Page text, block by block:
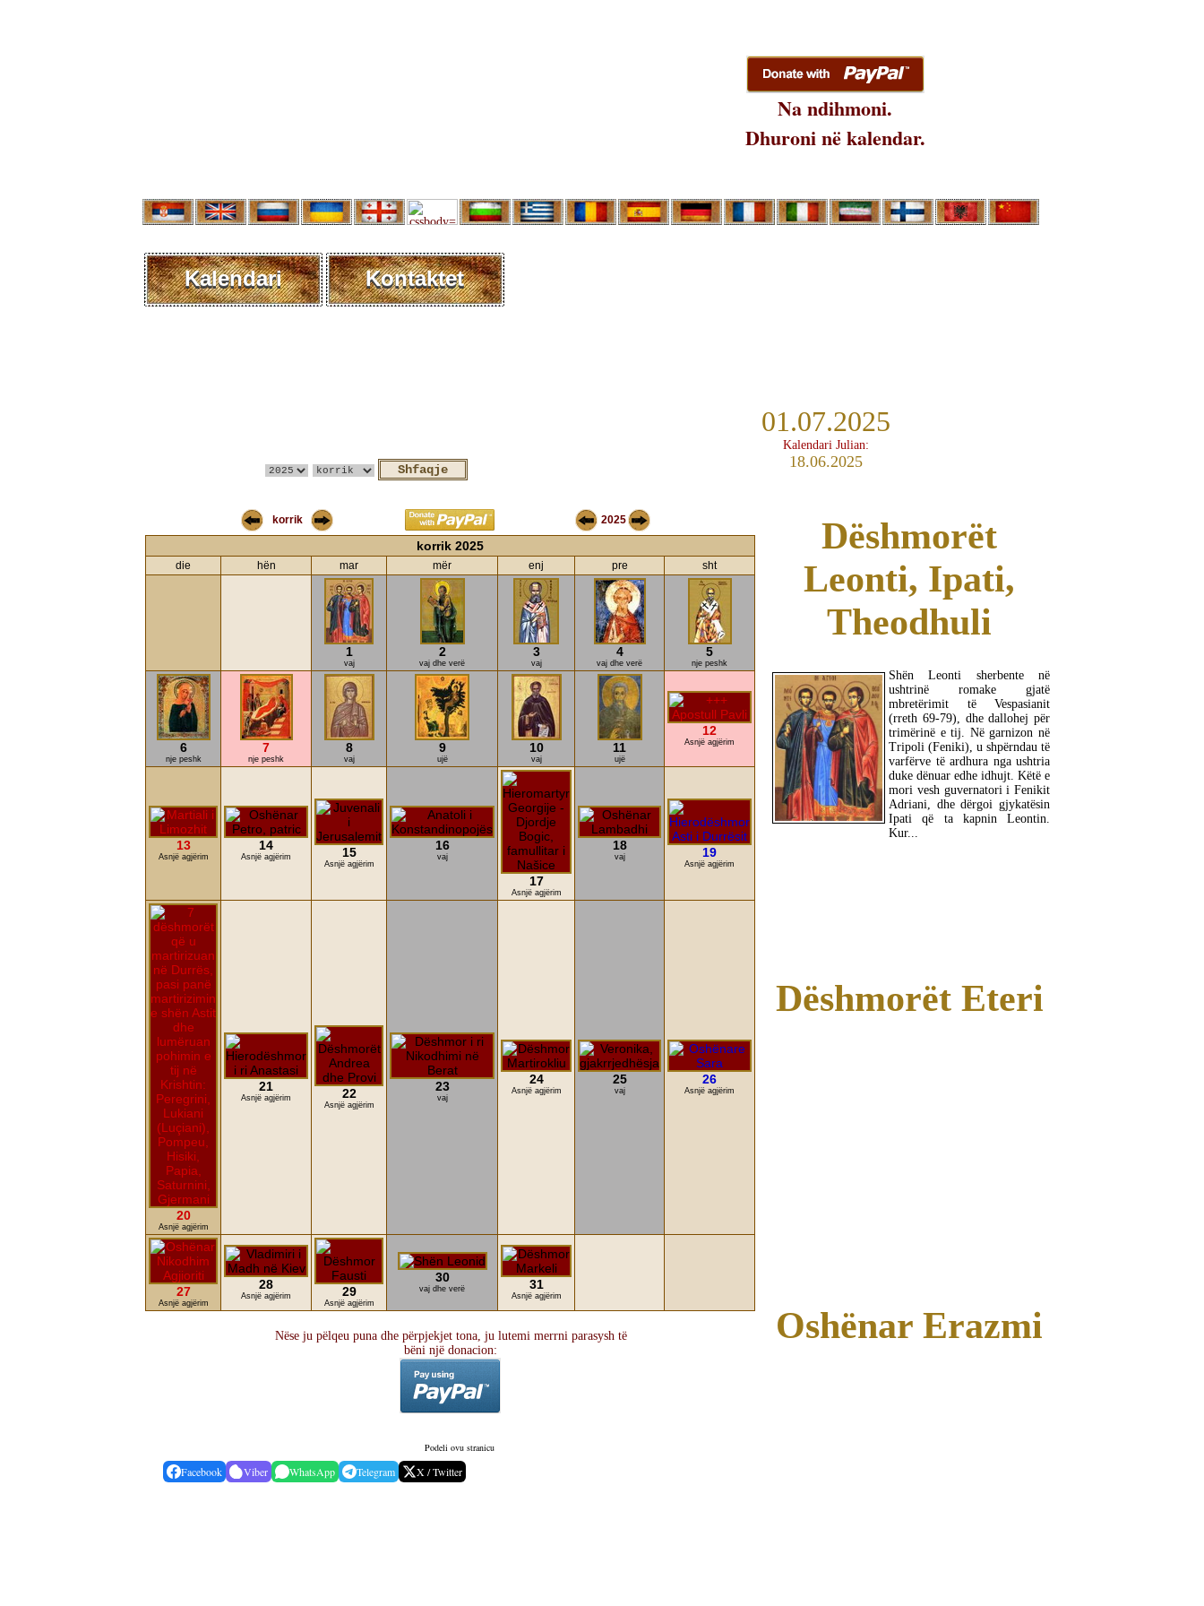
Na ndihmoni.
Dhuroni në kalendar.
Kalendari Kontaktet
01.07.2025
Kalendari Julian:
18.06.2025
korrik 2025
Dëshmorët
Leonti, Ipati,
Theodhuli
Shën Leonti sherbente në
ushtrinë romake gjatë
mbretërimit të Vespasianit
(rreth 69-79), dhe dallohej për
trimërinë e tij. Në garnizon në
Tripoli (Feniki), u shpërndau të
varfërve të ardhura nga ushtria
duke dënuar edhe idhujt. Këtë e
mori vesh guvernatori i Fenikit
Adriani, dhe dërgoi gjykatësin
Ipati që ta kapnin Leontin.
Kur...
Dëshmorët Eteri
Oshënar Erazmi
korrik 2025
die hën mar mër enj pre sht
1
vaj
2
vaj dhe verë
3
vaj
4
vaj dhe verë
5
nje peshk
6
nje peshk
7
nje peshk
8
vaj
9
ujë
10
vaj
11
ujë
12
Asnjë agjërim
13
Asnjë agjërim
14
Asnjë agjërim 15
Asnjë agjërim
16
vaj
17
Asnjë agjërim
18
vaj 19
Asnjë agjërim
20
Asnjë agjërim
21
Asnjë agjërim 22
Asnjë agjërim
23
vaj
24
Asnjë agjërim
25
vaj
26
Asnjë agjërim
27
Asnjë agjërim
28
Asnjë agjërim 29
Asnjë agjërim
30
vaj dhe verë 31
Asnjë agjërim
Nëse ju pëlqeu puna dhe përpjekjet tona, ju lutemi merrni parasysh të
bëni një donacion:
Podeli ovu stranicu
Facebook Viber WhatsApp Telegram X / Twitter